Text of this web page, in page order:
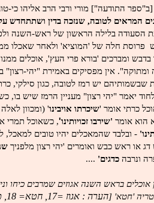
התודעה"] מורי ורבי הרב אליהו כי-
המראים לטובה, שנזכה בדין ושתתחדש
הסעודה בלילה הראשון של ראש-השנה
פרוסת חלה של 'המוציא' ולאחר שאכלו
בדבש ומברכים 'בורא פרי העץ', אוכלים
ומתוקה". אין מפסיקים באמירת "יהי-רצון"
שבשמותיהם יש רמז לטובה, כגון סילקי,
יאמר "יהי רצון" מעניין הרמז שיש בו,
כרתי אומר 'שיכרתו אויבינו' (ומכוון
הוא אומר 'שירבו זכויותינו', כשאוכל תמרי
- ובלבד שהמאכלים יהיו טובים למאכל,
או ראש כבש ואומרים 'יהי רצון מלפניך
ונרבה כדגים' ....
אוכלים בראש השנה אגוזים שמרבים כיחו
'חטא' [הערה : אגוז =17, חטא= 18, כך שזה נשמע דחוק]